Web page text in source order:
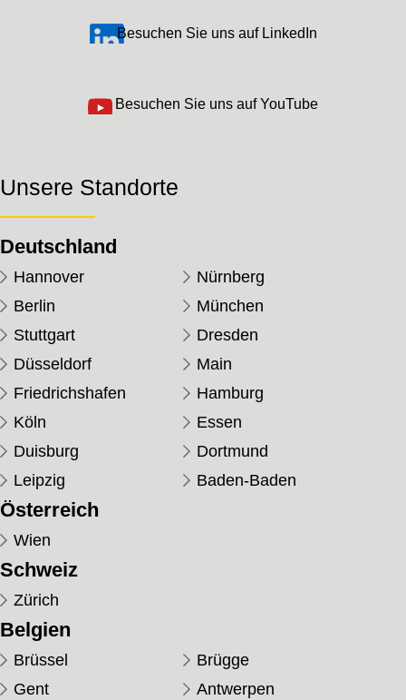
Besuchen Sie uns auf LinkedIn
Besuchen Sie uns auf YouTube
Unsere Standorte
Deutschland
Hannover
Nürnberg
Berlin
München
Stuttgart
Dresden
Düsseldorf
Main
Friedrichshafen
Hamburg
Köln
Essen
Duisburg
Dortmund
Leipzig
Baden-Baden
Österreich
Wien
Schweiz
Zürich
Belgien
Brüssel
Brügge
Gent
Antwerpen